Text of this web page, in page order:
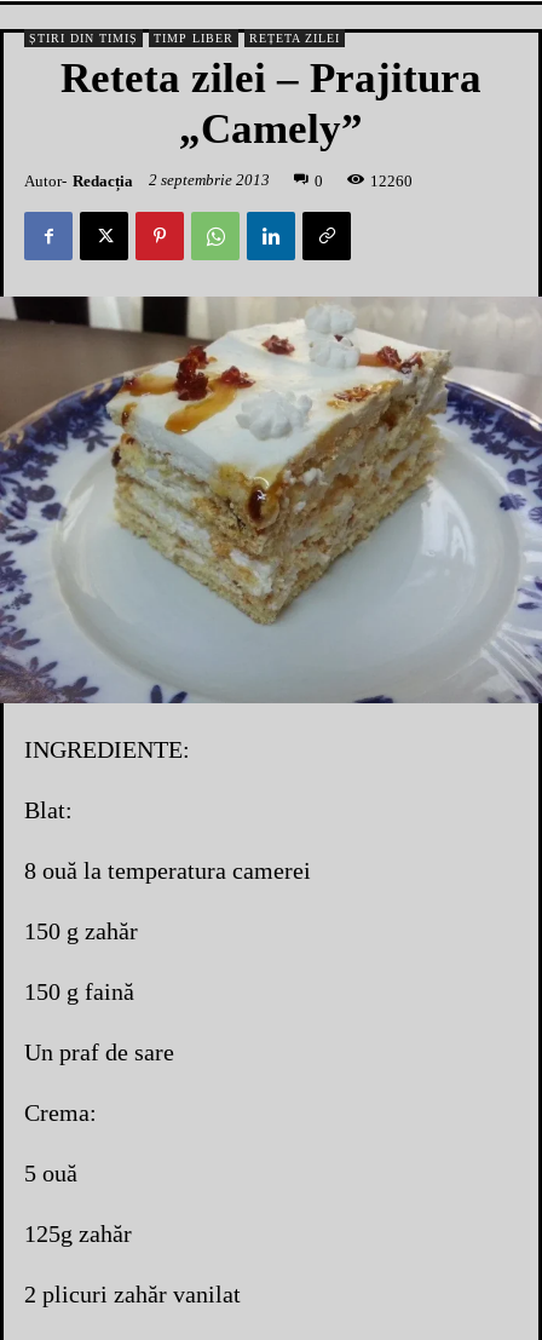
ȘTIRI DIN TIMIȘ TIMP LIBER REȚETA ZILEI
Reteta zilei – Prajitura
„Camely”
Autor- Redacția 2 septembrie 2013 0 1 2260
INGREDIENTE:
Blat:
8 ouă la temperatura camerei
150 g zahăr
150 g faină
Un praf de sare
Crema:
5 ouă
125g zahăr
2 plicuri zahăr vanilat